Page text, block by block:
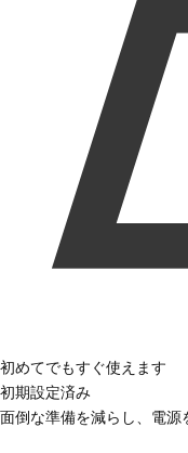
初めてでもすぐ使えます
初期設定済み
面倒な準備を減らし、電